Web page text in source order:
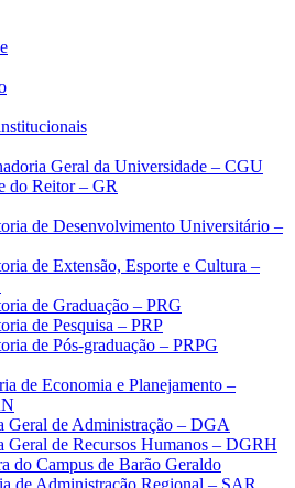
Geral da Universidade – CGU
do Reitor – GR
de Desenvolvimento Universitário –
de Extensão, Esporte e Cultura –
de Graduação – PRG
de Pesquisa – PRP
de Pós-graduação – PRPG
de Economia e Planejamento –
Geral de Administração – DGA
Geral de Recursos Humanos – DGRH
do Campus de Barão Geraldo
de Administração Regional – SAR